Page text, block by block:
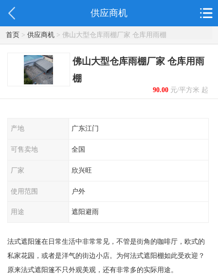
供应商机
首页> 供应商机> 佛山大型仓库雨棚厂家 仓库用雨棚
佛山大型仓库雨棚厂家 仓库用雨
棚
90.00元/平方米 起
产地 广东江门
可售卖地 全国
厂家 欣兴旺
使用范围 户外
用途 遮阳避雨
法式遮阳篷在日常生活中非常常见，不管是街角的咖啡厅，欧式的
私家花园，或者是洋气的街边小店。为何法式遮阳棚如此受欢迎？
原来法式遮阳篷不只外观美观，还有非常多的实际用途。